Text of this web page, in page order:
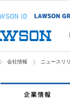
会社情報 ニュースリ